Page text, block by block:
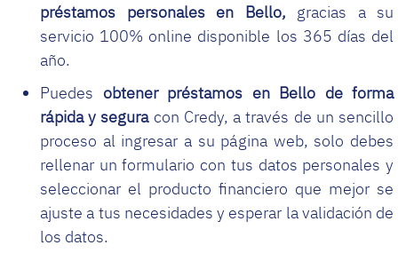
préstamos personales en Bello, gracias a su
servicio 100% online disponible los 365 días del
año.
Puedes obtener préstamos en Bello de forma
rápida y seguracon Credy, a través de un sencillo
proceso al ingresar a su página web, solo debes
rellenar un formulario con tus datos personales y
seleccionar el producto financiero que mejor se
ajuste a tus necesidades y esperar la validación de
los datos.